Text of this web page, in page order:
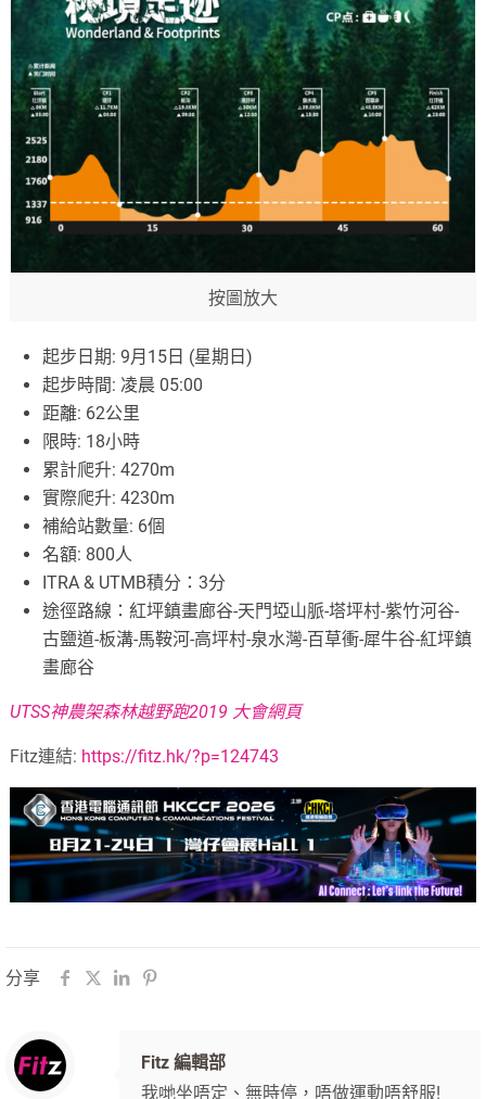
按圖放大
起步日期: 9月15日 (星期日)
起步時間: 凌晨 05:00
距離: 62公里
限時: 18小時
累計爬升: 4270m
實際爬升: 4230m
補給站數量: 6個
名額: 800人
ITRA & UTMB積分：3分
途徑路線：紅坪鎮畫廊谷-天門埡山脈-塔坪村-紫竹河谷-
古鹽道-板溝-馬鞍河-高坪村-泉水灣-百草衝-犀牛谷-紅坪鎮
畫廊谷
UTSS神農架森林越野跑2019 大會網頁
Fitz連結: https://fitz.hk/?p=124743
分享
Fitz 編輯部
我哋坐唔定、無時停，唔做運動唔舒服!